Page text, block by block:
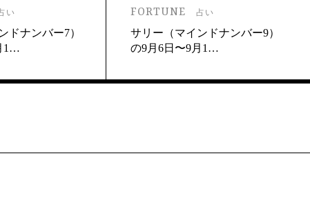
い
ドナンバー7）
1…
FORTUNE 占い
サリー（マインドナンバー9）
の9月6日〜9月1…